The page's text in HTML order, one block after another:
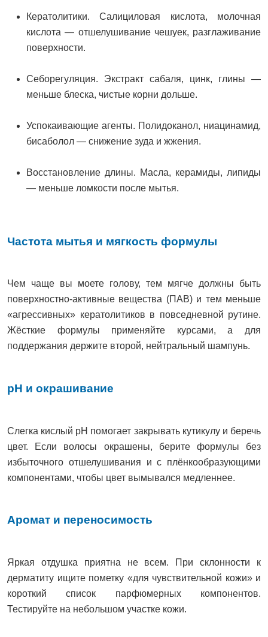
Кератолитики. Салициловая кислота, молочная
кислота — отшелушивание чешуек, разглаживание
поверхности.
Себорегуляция. Экстракт сабаля, цинк, глины —
меньше блеска, чистые корни дольше.
Успокаивающие агенты. Полидоканол, ниацинамид,
бисаболол — снижение зуда и жжения.
Восстановление длины. Масла, керамиды, липиды
— меньше ломкости после мытья.
Частота мытья и мягкость формулы
Чем чаще вы моете голову, тем мягче должны быть
поверхностно-активные вещества (ПАВ) и тем меньше
«агрессивных» кератолитиков в повседневной рутине.
Жёсткие формулы применяйте курсами, а для
поддержания держите второй, нейтральный шампунь.
pH и окрашивание
Слегка кислый pH помогает закрывать кутикулу и беречь
цвет. Если волосы окрашены, берите формулы без
избыточного отшелушивания и с плёнкообразующими
компонентами, чтобы цвет вымывался медленнее.
Аромат и переносимость
Яркая отдушка приятна не всем. При склонности к
дерматиту ищите пометку «для чувствительной кожи» и
короткий список парфюмерных компонентов.
Тестируйте на небольшом участке кожи.